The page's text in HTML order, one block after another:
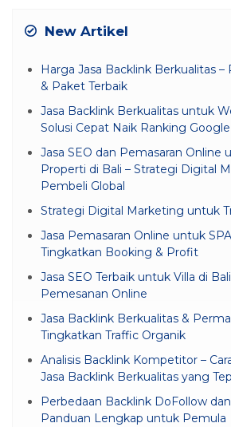
New Artikel
Harga Jasa Backlink Berkualitas
& Paket Terbaik
Jasa Backlink Berkualitas untuk
Solusi Cepat Naik Ranking Google
Jasa SEO dan Pemasaran Online
Properti di Bali – Strategi Digital
Pembeli Global
Strategi Digital Marketing untuk
Jasa Pemasaran Online untuk
Tingkatkan Booking & Profit
Jasa SEO Terbaik untuk Villa di
Pemesanan Online
Jasa Backlink Berkualitas &
Tingkatkan Traffic Organik
Analisis Backlink Kompetitor –
Jasa Backlink Berkualitas yang
Perbedaan Backlink DoFollow
Panduan Lengkap untuk Pemula